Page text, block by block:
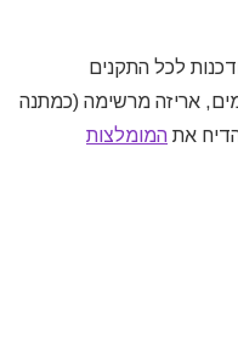
לכל התקנים
אריזה מרשימה (כמתנה
את המומלצות